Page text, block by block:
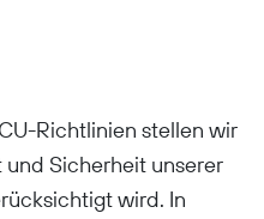
Richtlinien stellen wir
Sicherheit unserer
wird. In